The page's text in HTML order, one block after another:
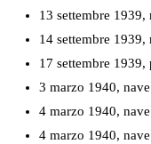
13 settembre
14 settembre
17 settembre
3 marzo 1940,
4 marzo 1940,
4 marzo 1940,